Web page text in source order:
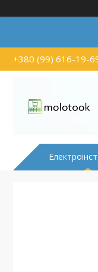
+380 (99) 616-19-